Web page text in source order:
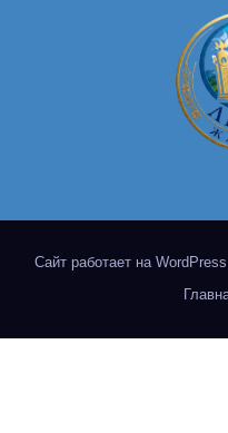
Сайт работает на WordPress